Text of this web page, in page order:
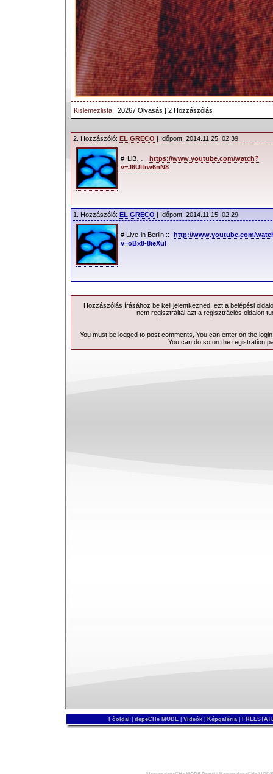
Kislemezlista | 20267 Olvasás | 2 Hozzászólás
2. Hozzászóló: EL GRECO | Időpont: 2014.11.25. 02:39
# LiB… https://www.youtube.com/watch?
v=J6Ultrw6nN8
1. Hozzászóló: EL GRECO | Időpont: 2014.11.15. 02:29
# Live in Berlin :: http://www.youtube.com/
v=oBx8-8ieXuI
Hozzászólás írásához be kell jelentkezned, ezt a belépési
nem regisztráltál azt a regisztrációs oldalon
You must be logged to post comments, You can enter on the
You can do so on the registration
Főoldal depeCHe MODE Videók Képgaléria